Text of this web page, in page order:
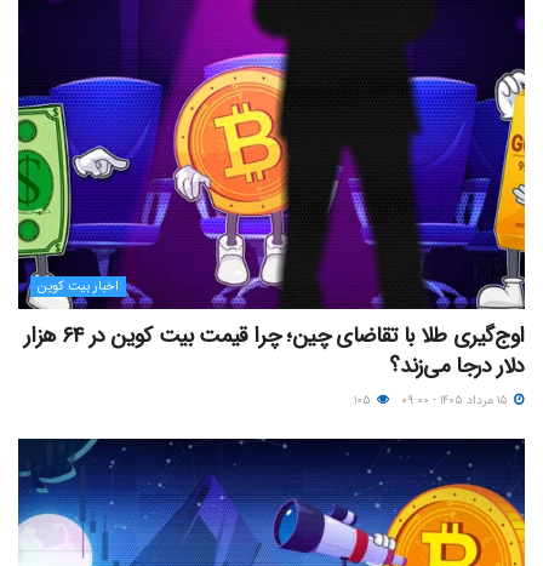
اخبار بیت کوین
اوج‌گیری طلا با تقاضای چین؛ چرا قیمت بیت کوین در ۶۴ هزار
دلار درجا می‌زند؟